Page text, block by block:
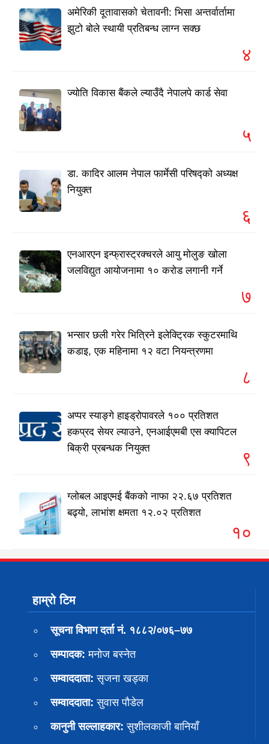
अमेरिकी दूतावासको चेतावनी: भिसा अन्तर्वार्तामा
झुटो बोले स्थायी प्रतिबन्ध लाग्न सक्छ
४
ज्योति विकास बैंकले ल्याउँदै नेपालपे कार्ड सेवा
५
डा. कादिर आलम नेपाल फार्मेसी परिषद्को अध्यक्ष
नियुक्त
६
एनआरएन इन्फ्रास्ट्रक्चरले आयु मोलुङ खोला
जलविद्युत आयोजनामा १० करोड लगानी गर्ने
७
भन्सार छली गरेर भित्रिने इलेक्ट्रिक स्कुटरमाथि
कडाइ, एक महिनामा १२ वटा नियन्त्रणमा
८
अप्पर स्याङ्गे हाइड्रोपावरले १०० प्रतिशत
हकप्रद सेयर ल्याउने, एनआईएमबी एस क्यापिटल
बिक्री प्रबन्धक नियुक्त
९
ग्लोबल आइएमई बैंकको नाफा २२.६७ प्रतिशत
बढ्यो, लाभांश क्षमता १२.०२ प्रतिशत
१०
हाम्रो टिम
सूचना विभाग दर्ता नं. १८८२/०७६–७७
सम्पादक: मनोज बस्नेत
सम्वाददाता: सृजना खड्का
सम्वाददाता: सुवास पाैडेल
कानुनी सल्लाहकार: सुशीलकाजी बानियाँ